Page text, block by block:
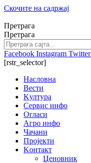
Скочите на садржај
Претрага
Претрага
Facebook Instagram Twitter
[rstr_selector]
Насловна
Вести
Kултура
Сервис инфо
Огласи
Агро инфо
Чачани
Пројекти
Kонтакт
Ценовник